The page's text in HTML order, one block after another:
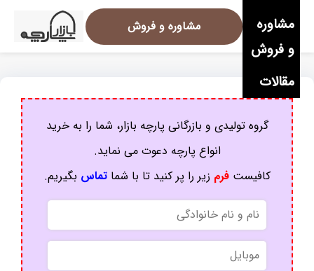
مشاوره
و فروش
مقالات
مشاوره و فروش
گروه تولیدی و بازرگانی پارچه بازار، شما را به خرید
انواع پارچه دعوت می نماید.
کافیستفرم زیر را پر کنید تا با شماتماس بگیریم.